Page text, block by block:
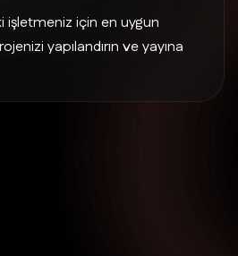
işletmeniz için en uygun
yapılandırın ve yayına